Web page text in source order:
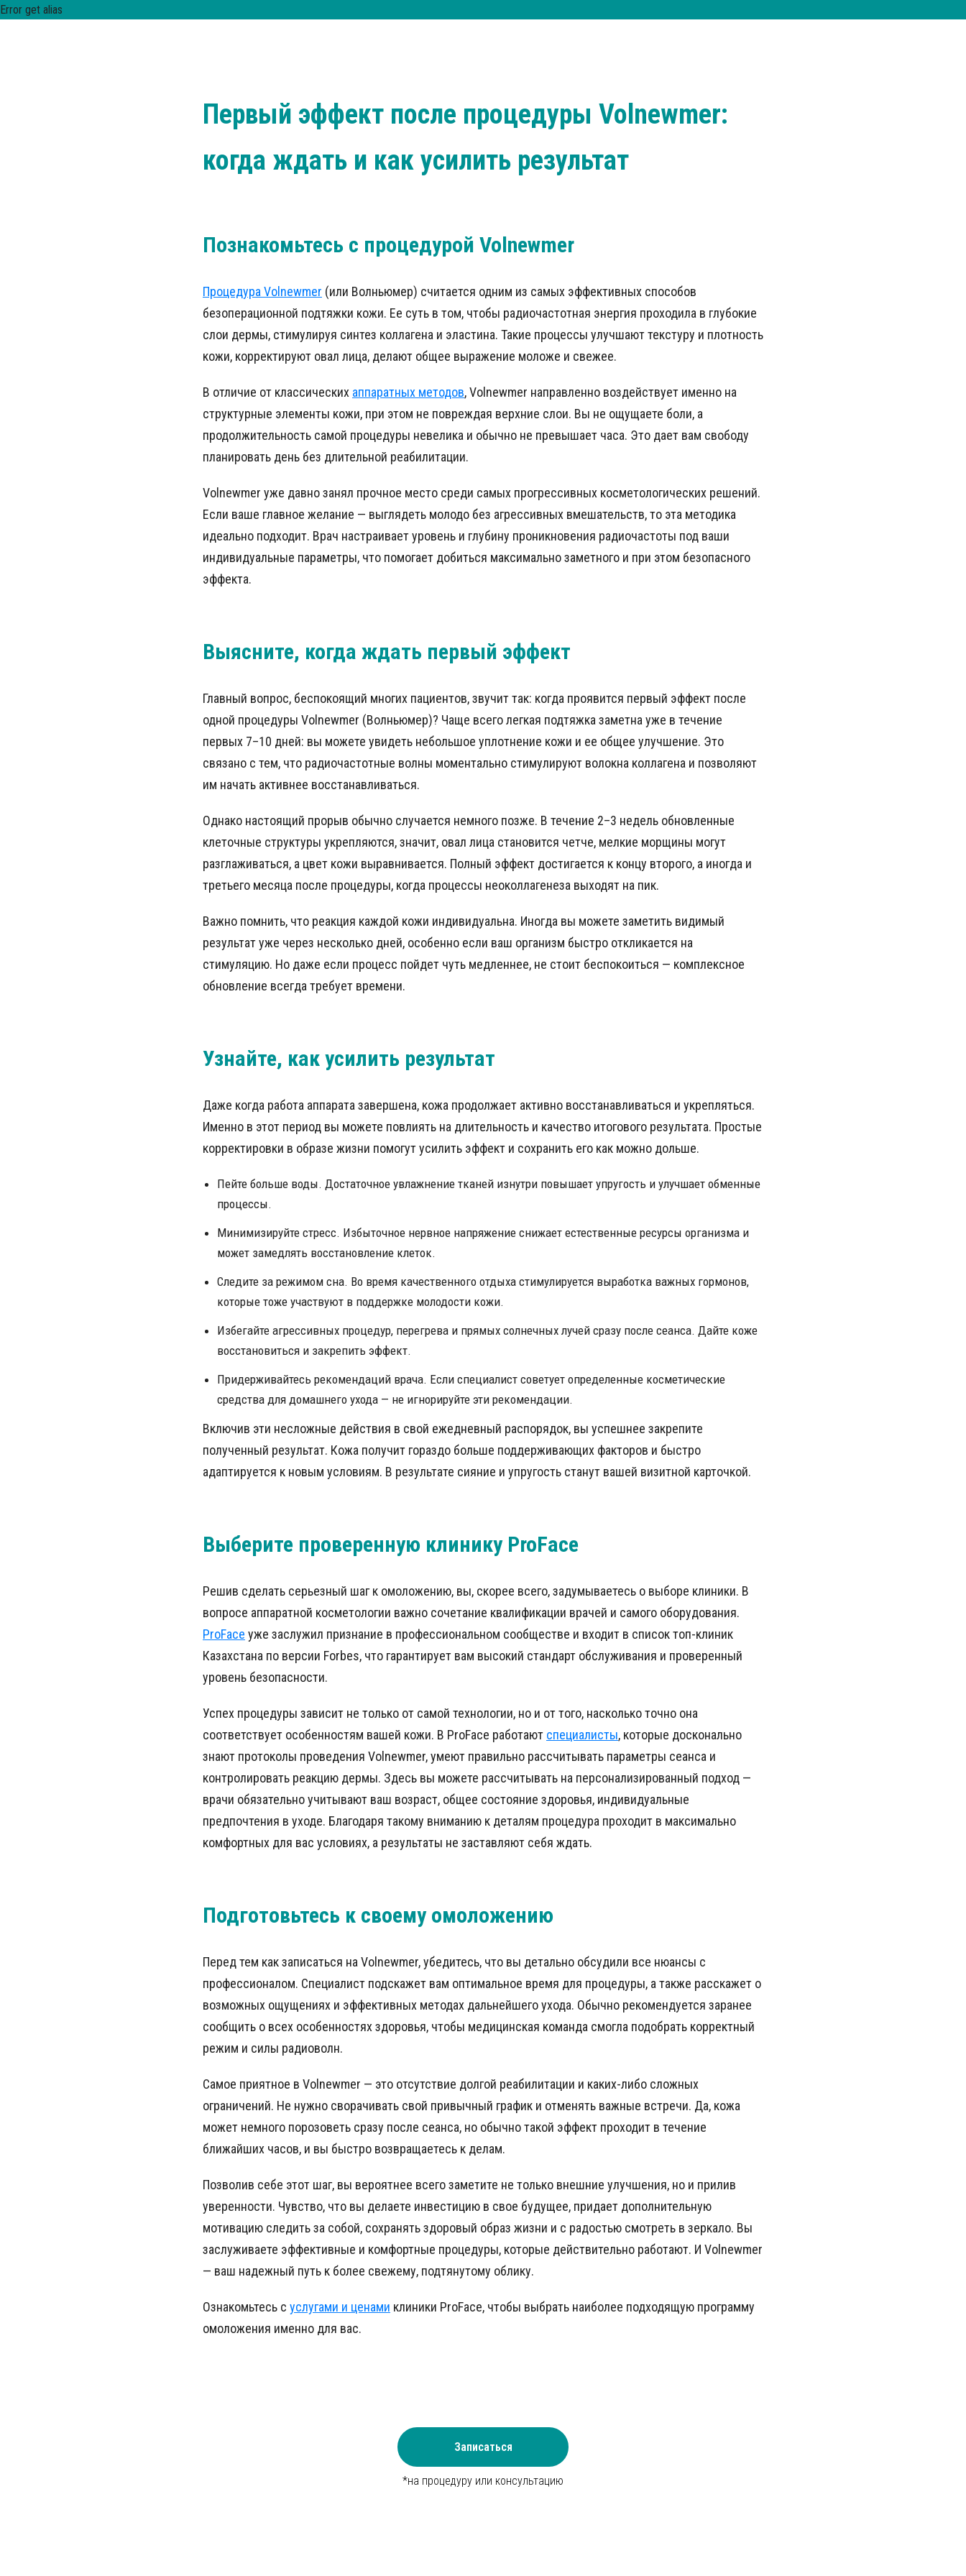
Error get alias
Первый эффект после процедуры Volnewmer:
когда ждать и как усилить результат
Познакомьтесь с процедурой Volnewmer
Процедура Volnewmer (или Волньюмер) считается одним из самых эффективных способов
безоперационной подтяжки кожи. Ее суть в том, чтобы радиочастотная энергия проходила в глубокие
слои дермы, стимулируя синтез коллагена и эластина. Такие процессы улучшают текстуру и плотность
кожи, корректируют овал лица, делают общее выражение моложе и свежее.
В отличие от классических аппаратных методов, Volnewmer направленно воздействует именно на
структурные элементы кожи, при этом не повреждая верхние слои. Вы не ощущаете боли, а
продолжительность самой процедуры невелика и обычно не превышает часа. Это дает вам свободу
планировать день без длительной реабилитации.
Volnewmer уже давно занял прочное место среди самых прогрессивных косметологических решений.
Если ваше главное желание — выглядеть молодо без агрессивных вмешательств, то эта методика
идеально подходит. Врач настраивает уровень и глубину проникновения радиочастоты под ваши
индивидуальные параметры, что помогает добиться максимально заметного и при этом безопасного
эффекта.
Выясните, когда ждать первый эффект
Главный вопрос, беспокоящий многих пациентов, звучит так: когда проявится первый эффект после
одной процедуры Volnewmer (Волньюмер)? Чаще всего легкая подтяжка заметна уже в течение
первых 7–10 дней: вы можете увидеть небольшое уплотнение кожи и ее общее улучшение. Это
связано с тем, что радиочастотные волны моментально стимулируют волокна коллагена и позволяют
им начать активнее восстанавливаться.
Однако настоящий прорыв обычно случается немного позже. В течение 2–3 недель обновленные
клеточные структуры укрепляются, значит, овал лица становится четче, мелкие морщины могут
разглаживаться, а цвет кожи выравнивается. Полный эффект достигается к концу второго, а иногда и
третьего месяца после процедуры, когда процессы неоколлагенеза выходят на пик.
Важно помнить, что реакция каждой кожи индивидуальна. Иногда вы можете заметить видимый
результат уже через несколько дней, особенно если ваш организм быстро откликается на
стимуляцию. Но даже если процесс пойдет чуть медленнее, не стоит беспокоиться — комплексное
обновление всегда требует времени.
Узнайте, как усилить результат
Даже когда работа аппарата завершена, кожа продолжает активно восстанавливаться и укрепляться.
Именно в этот период вы можете повлиять на длительность и качество итогового результата. Простые
корректировки в образе жизни помогут усилить эффект и сохранить его как можно дольше.
Пейте больше воды. Достаточное увлажнение тканей изнутри повышает упругость и улучшает обменные
процессы.
Минимизируйте стресс. Избыточное нервное напряжение снижает естественные ресурсы организма и
может замедлять восстановление клеток.
Следите за режимом сна. Во время качественного отдыха стимулируется выработка важных гормонов,
которые тоже участвуют в поддержке молодости кожи.
Избегайте агрессивных процедур, перегрева и прямых солнечных лучей сразу после сеанса. Дайте коже
восстановиться и закрепить эффект.
Придерживайтесь рекомендаций врача. Если специалист советует определенные косметические
средства для домашнего ухода — не игнорируйте эти рекомендации.
Включив эти несложные действия в свой ежедневный распорядок, вы успешнее закрепите
полученный результат. Кожа получит гораздо больше поддерживающих факторов и быстро
адаптируется к новым условиям. В результате сияние и упругость станут вашей визитной карточкой.
Выберите проверенную клинику ProFace
Решив сделать серьезный шаг к омоложению, вы, скорее всего, задумываетесь о выборе клиники. В
вопросе аппаратной косметологии важно сочетание квалификации врачей и самого оборудования.
ProFace уже заслужил признание в профессиональном сообществе и входит в список топ-клиник
Казахстана по версии Forbes, что гарантирует вам высокий стандарт обслуживания и проверенный
уровень безопасности.
Успех процедуры зависит не только от самой технологии, но и от того, насколько точно она
соответствует особенностям вашей кожи. В ProFace работают специалисты, которые досконально
знают протоколы проведения Volnewmer, умеют правильно рассчитывать параметры сеанса и
контролировать реакцию дермы. Здесь вы можете рассчитывать на персонализированный подход —
врачи обязательно учитывают ваш возраст, общее состояние здоровья, индивидуальные
предпочтения в уходе. Благодаря такому вниманию к деталям процедура проходит в максимально
комфортных для вас условиях, а результаты не заставляют себя ждать.
Подготовьтесь к своему омоложению
Перед тем как записаться на Volnewmer, убедитесь, что вы детально обсудили все нюансы с
профессионалом. Специалист подскажет вам оптимальное время для процедуры, а также расскажет о
возможных ощущениях и эффективных методах дальнейшего ухода. Обычно рекомендуется заранее
сообщить о всех особенностях здоровья, чтобы медицинская команда смогла подобрать корректный
режим и силы радиоволн.
Самое приятное в Volnewmer — это отсутствие долгой реабилитации и каких-либо сложных
ограничений. Не нужно сворачивать свой привычный график и отменять важные встречи. Да, кожа
может немного порозоветь сразу после сеанса, но обычно такой эффект проходит в течение
ближайших часов, и вы быстро возвращаетесь к делам.
Позволив себе этот шаг, вы вероятнее всего заметите не только внешние улучшения, но и прилив
уверенности. Чувство, что вы делаете инвестицию в свое будущее, придает дополнительную
мотивацию следить за собой, сохранять здоровый образ жизни и с радостью смотреть в зеркало. Вы
заслуживаете эффективные и комфортные процедуры, которые действительно работают. И Volnewmer
— ваш надежный путь к более свежему, подтянутому облику.
Ознакомьтесь с услугами и ценами клиники ProFace, чтобы выбрать наиболее подходящую программу
омоложения именно для вас.
Записаться
*на процедуру или консультацию